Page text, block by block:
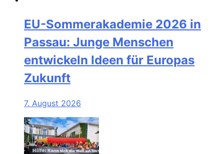
EU-Sommerakademie 2026 in
Passau: Junge Menschen
entwickeln Ideen für Europas
Zukunft
7. August 2026